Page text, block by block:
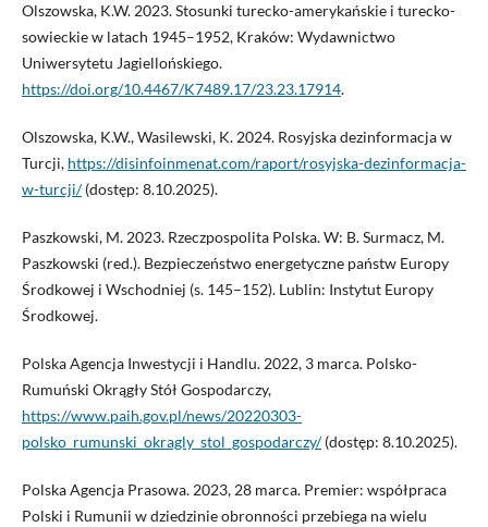
Olszowska, K.W. 2023. Stosunki turecko-amerykańskie i turecko-
sowieckie w latach 1945–1952, Kraków: Wydawnictwo
Uniwersytetu Jagiellońskiego.
https://doi.org/10.4467/K7489.17/23.23.17914.
Olszowska, K.W., Wasilewski, K. 2024. Rosyjska dezinformacja w
Turcji, https://disinfoinmenat.com/raport/rosyjska-dezinformacja-
w-turcji/(dostęp: 8.10.2025).
Paszkowski, M. 2023. Rzeczpospolita Polska. W: B. Surmacz, M.
Paszkowski (red.). Bezpieczeństwo energetyczne państw Europy
Środkowej i Wschodniej (s. 145–152). Lublin: Instytut Europy
Środkowej.
Polska Agencja Inwestycji i Handlu. 2022, 3 marca. Polsko-
Rumuński Okrągły Stół Gospodarczy,
https://www.paih.gov.pl/news/20220303-
polsko_rumunski_okragly_stol_gospodarczy/(dostęp: 8.10.2025).
Polska Agencja Prasowa. 2023, 28 marca. Premier: współpraca
Polski i Rumunii w dziedzinie obronności przebiega na wielu